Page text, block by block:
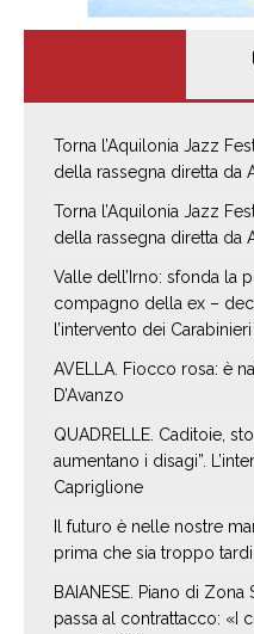
Torna l’Aquilonia Jazz
della rassegna diretta da
Torna l’Aquilonia Jazz
della rassegna diretta da
Valle dell’Irno: sfonda la
compagno della ex –
l’intervento dei Carabinieri
AVELLA. Fiocco rosa: è
D’Avanzo
QUADRELLE. Caditoie,
aumentano i disagi”.
Capriglione
Il futuro è nelle nostre
prima che sia troppo tardi
BAIANESE. Piano di
passa al contrattacco: «I